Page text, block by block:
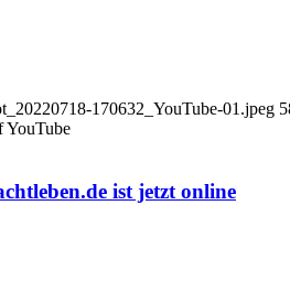
170632_YouTube-01.jpeg
YouTube
ist jetzt online